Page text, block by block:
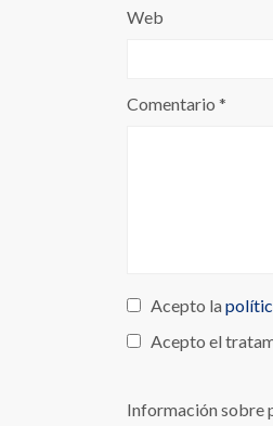
Web
Comentario *
Acepto la
Acepto el
Información sobre